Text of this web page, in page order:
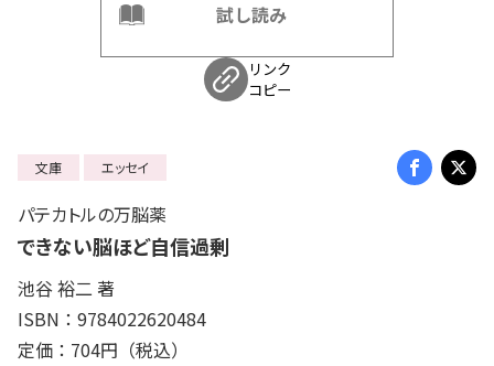
試し読み
リンク
コピー
文庫 エッセイ
パテカトルの万脳薬
できない脳ほど自信過剰
池谷 裕二 著
ISBN：9784022620484
定価：704円（税込）